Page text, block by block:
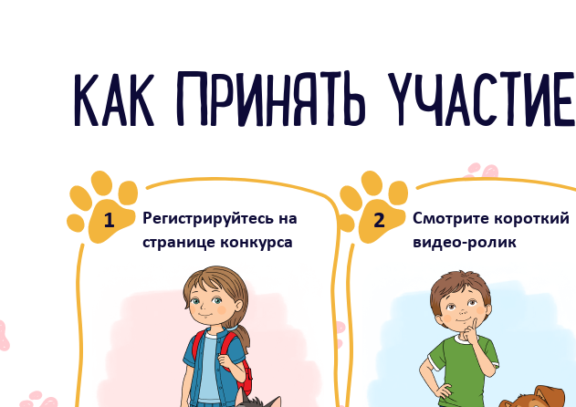
КАК ПРИНЯТЬ УЧАСТИЕ
1
Регистрируйтесь на
странице конкурса
2
Смотрите короткий
видео-ролик